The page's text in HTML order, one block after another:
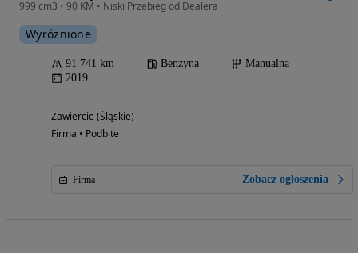
999 cm3 • 90 KM • Niski Przebieg od Dealera
Wyróżnione
91 741 km Benzyna
Manualna
2019
Zawiercie (Śląskie)
Firma • Podbite
Firma Zobacz ogłoszenia